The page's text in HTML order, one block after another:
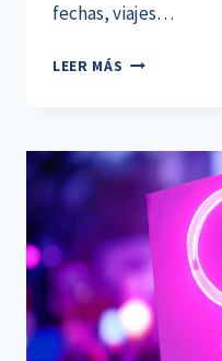
fechas, viajes…
LEER MÁS VACACIONES
UNA
SEPARACIÓN:
QUÉ
OCURRE
CUANDO
LOS
PADRES
NO